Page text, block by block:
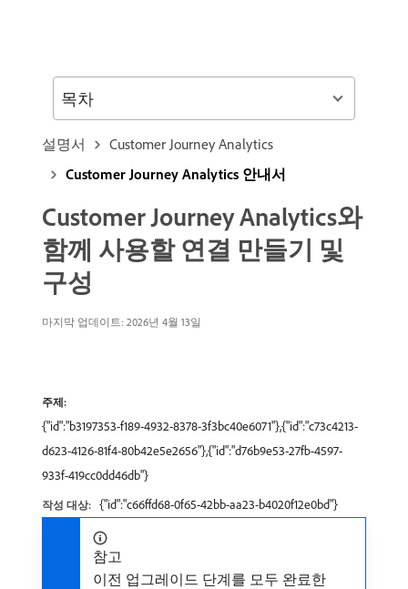
설명서
Customer Journey Analytics
Customer Journey Analytics 안내서
Customer Journey Analytics와
함께 사용할 연결 만들기 및
구성
마지막 업데이트: 2026년 4월 13일
주제:
{"id":"b3197353-f189-4932-8378-3f3bc40e6071"},{"id":"c73c4213-
d623-4126-81f4-80b42e5e2656"},{"id":"d76b9e53-27fb-4597-
933f-419cc0dd46db"}
작성 대상: {"id":"c66ffd68-0f65-42bb-aa23-b4020f12e0bd"}
참고
이전 업그레이드 단계를 모두 완료한
목차